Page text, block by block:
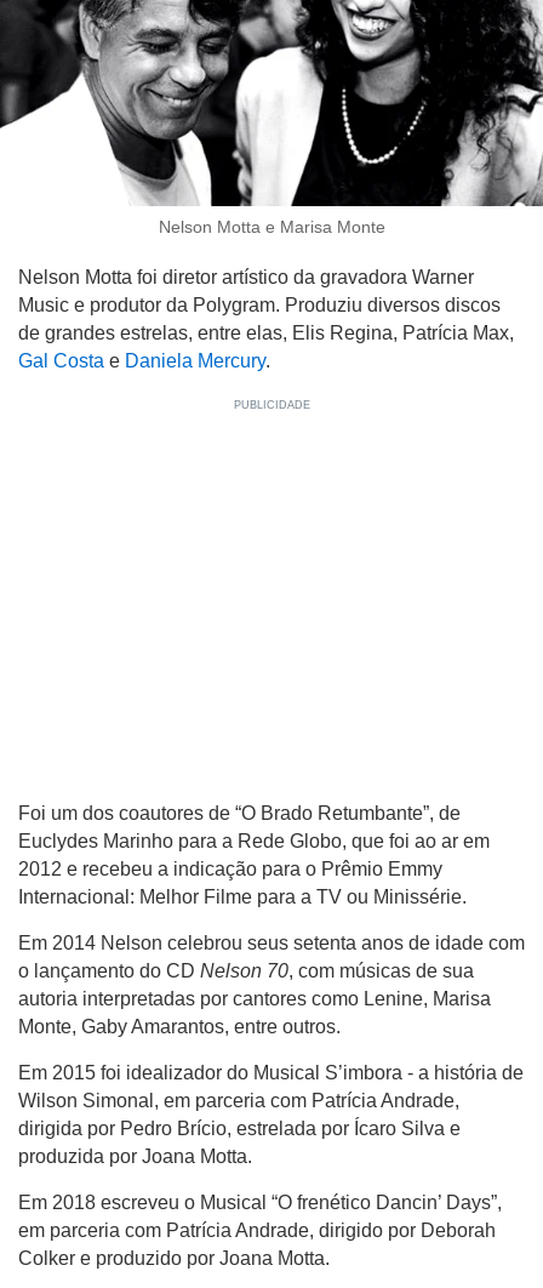
Nelson Motta e Marisa Monte
Nelson Motta foi diretor artístico da gravadora Warner
Music e produtor da Polygram. Produziu diversos discos
de grandes estrelas, entre elas, Elis Regina, Patrícia Max,
Gal Costa e Daniela Mercury.
Foi um dos coautores de “O Brado Retumbante”, de
Euclydes Marinho para a Rede Globo, que foi ao ar em
2012 e recebeu a indicação para o Prêmio Emmy
Internacional: Melhor Filme para a TV ou Minissérie.
Em 2014 Nelson celebrou seus setenta anos de idade com
o lançamento do CD Nelson 70, com músicas de sua
autoria interpretadas por cantores como Lenine, Marisa
Monte, Gaby Amarantos, entre outros.
Em 2015 foi idealizador do Musical S’imbora - a história de
Wilson Simonal, em parceria com Patrícia Andrade,
dirigida por Pedro Brício, estrelada por Ícaro Silva e
produzida por Joana Motta.
Em 2018 escreveu o Musical “O frenético Dancin’ Days”,
em parceria com Patrícia Andrade, dirigido por Deborah
Colker e produzido por Joana Motta.